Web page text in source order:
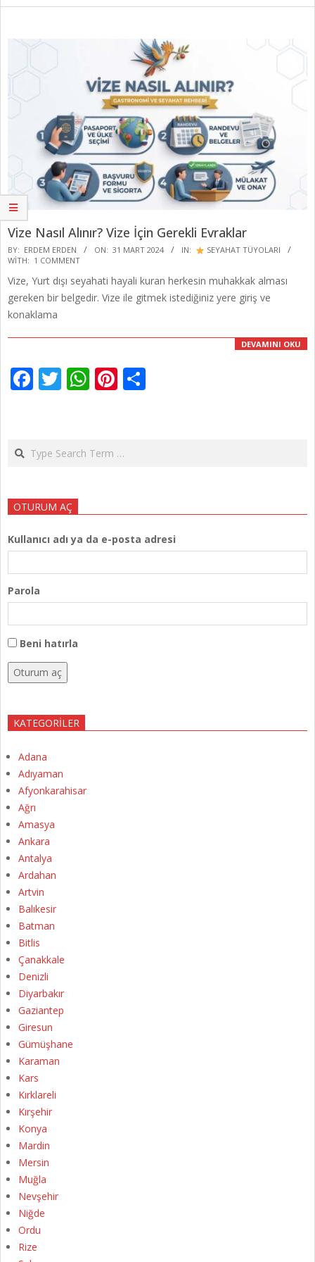
Vize Nasıl Alınır? Vize İçin Gerekli Evraklar
2024-
03-
31
BY: ERDEM ERDEN ON: 31 MART 2024 IN:
SEYAHAT TÜYOLARI
WITH: 1 COMMENT
Vize, Yurt dışı seyahati hayali kuran herkesin muhakkak alması
gereken bir belgedir. Vize ile gitmek istediğiniz yere giriş ve
konaklama
DEVAMINI OKU
Facebook
Twitter
WhatsApp
Pinterest
Search
OTURUM AÇ
Kullanıcı adı ya da e-posta adresi
Parola
Beni hatırla
Oturum aç
KATEGORILER
Adana
Adıyaman
Afyonkarahisar
Ağrı
Amasya
Ankara
Antalya
Ardahan
Artvin
Balıkesir
Batman
Bitlis
Çanakkale
Denizli
Diyarbakır
Gaziantep
Giresun
Gümüşhane
Karaman
Kars
Kırklareli
Kırşehir
Konya
Mardin
Mersin
Muğla
Nevşehir
Niğde
Ordu
Rize